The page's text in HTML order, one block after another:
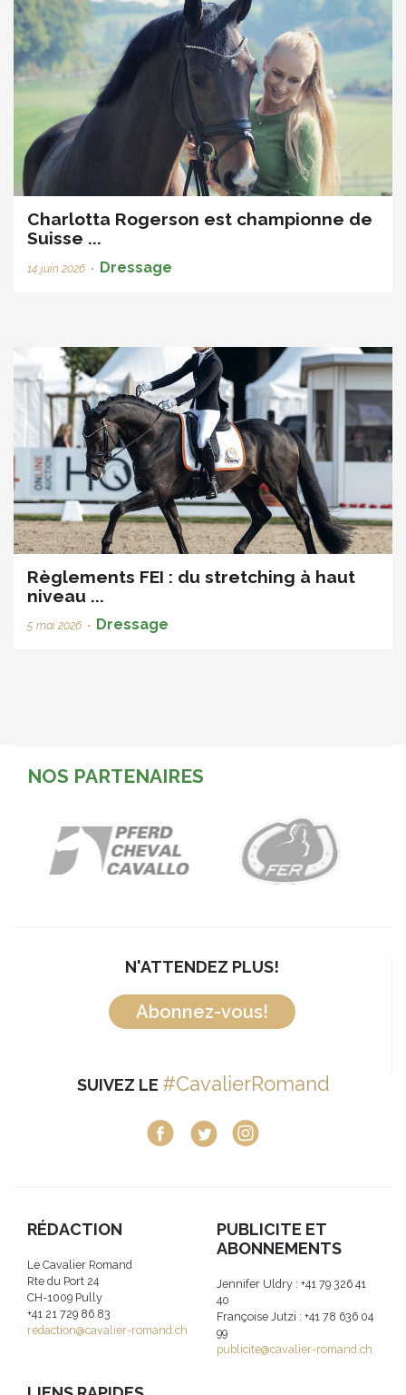
Charlotta Rogerson est championne de
Suisse ...
14 juin 2026 • Dressage
Règlements FEI : du stretching à haut
niveau ...
5 mai 2026 • Dressage
NOS PARTENAIRES
N'ATTENDEZ PLUS!
Abonnez-vous!
SUIVEZ LE #CavalierRomand
RÉDACTION
Le Cavalier Romand
Rte du Port 24
CH-1009 Pully
+41 21 729 86 83
redaction@cavalier-romand.ch
PUBLICITE ET
ABONNEMENTS
Jennifer Uldry : +41 79 326 41
40
Françoise Jutzi : +41 78 636 04
99
publicite@cavalier-romand.ch